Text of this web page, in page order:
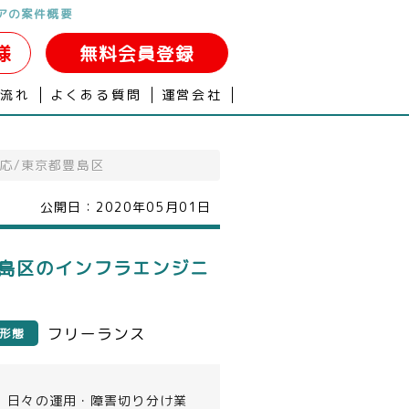
の案件概要
無料会員登録
れ よくある質問 運営会社
/東京都豊島区
公開日： 2020年05月01日
区のインフラエンジニ
態 フリーランス
々の運用・障害切り分け業